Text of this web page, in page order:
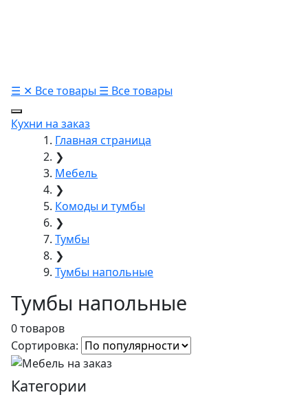
☰ ✕ Все товары ☰ Все товары
Кухни на заказ
Главная страница
❯
Мебель
❯
Комоды и тумбы
❯
Тумбы
❯
Тумбы напольные
Тумбы напольные
0 товаров
Сортировка:
Категории